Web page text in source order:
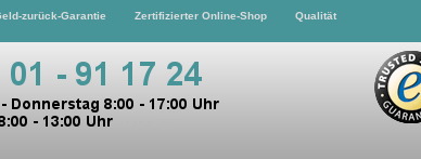
zurück-Garantie Zertifizierter Online-Shop Qualität